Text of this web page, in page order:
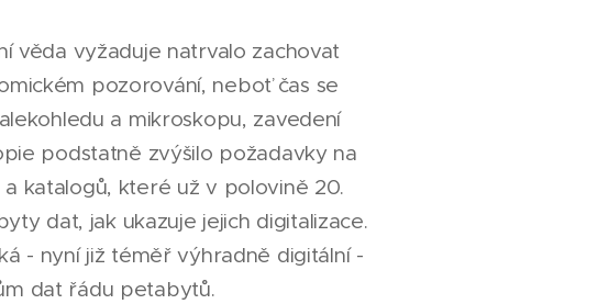
věda vyžaduje natrvalo zachovat
pozorování, neboť čas se
a mikroskopu, zavedení
podstatně zvýšilo požadavky na
katalogů, které už v polovině 20.
dat, jak ukazuje jejich digitalizace.
- nyní již téměř výhradně digitální -
dat řádu petabytů.